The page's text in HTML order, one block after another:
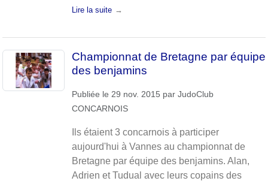
Lire la suite
Championnat de Bretagne par équipe
des benjamins
Publiée le 29 nov. 2015 par JudoClub
CONCARNOIS
Ils étaient 3 concarnois à participer
aujourd'hui à Vannes au championnat de
Bretagne par équipe des benjamins. Alan,
Adrien et Tudual avec leurs copains des